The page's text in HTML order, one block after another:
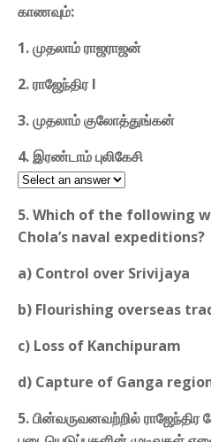
காணவும்:
1. முதலாம் ராஜராஜன்
2. ராஜேந்திர I
3. முதலாம் குலோத்துங்கன்
4. இரண்டாம் புலிகேசி
5. Which of the following
Chola’s naval expeditions?
a) Control over Srivijaya
b) Flourishing overseas
c) Loss of Kanchipuram
d) Capture of Ganga
5. பின்வருவனவற்றில்